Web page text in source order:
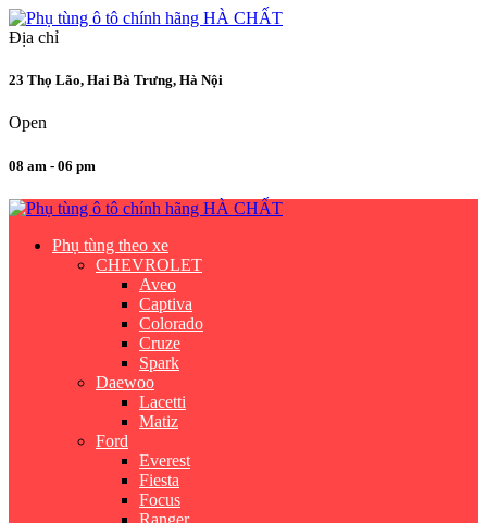
Địa chỉ
23 Thọ Lão, Hai Bà Trưng, Hà Nội
Open
08 am - 06 pm
Phụ tùng theo xe
CHEVROLET
Aveo
Captiva
Colorado
Cruze
Spark
Daewoo
Lacetti
Matiz
Ford
Everest
Fiesta
Focus
Ranger